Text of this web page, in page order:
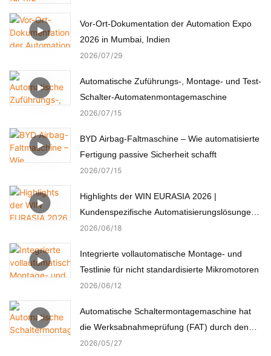
Vor-Ort-Dokumentation der Automation Expo
2026 in Mumbai, Indien
2026 07 29
Automatische Zuführungs-, Montage- und Test-
Schalter-Automatenmontagemaschine
2026 07 15
BYD Airbag-Faltmaschine – Wie automatisierte
Fertigung passive Sicherheit schafft
2026 07 15
Highlights der WIN EURASIA 2026 |
Kundenspezifische Automatisierungslösungen
für Elektronik, Automobil, Medizin und Motoren
2026 06 18
Integrierte vollautomatische Montage- und
Testlinie für nicht standardisierte Mikromotoren
2026 06 12
Automatische Schaltermontagemaschine hat
die Werksabnahmeprüfung (FAT) durch den
türkischen Kunden erfolgreich bestanden.
2026 05 27